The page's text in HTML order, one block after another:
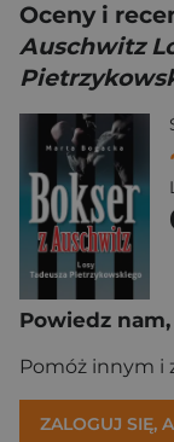
Oceny i
Auschwitz
Powiedz
Pomóż innym i
ZALOGUJ SIĘ,